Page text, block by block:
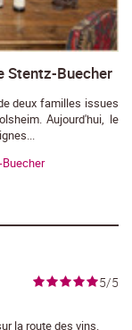
Stentz-Buecher
deux familles issues
Aujourd'hui, le
5/5
la route des vins.